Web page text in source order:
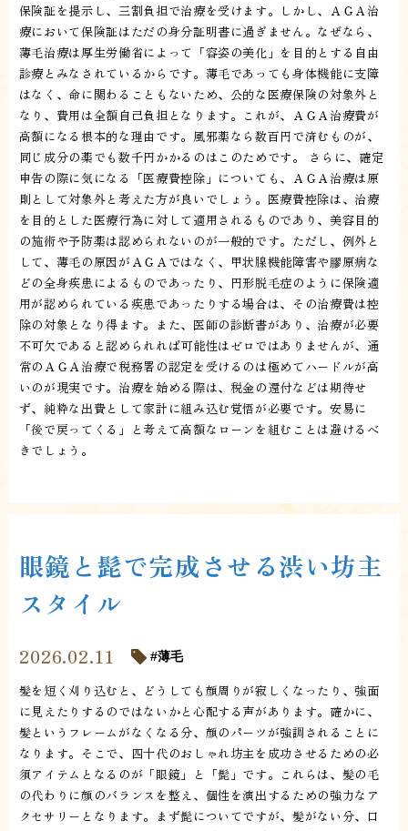
保険証を提示し、三割負担で治療を受けます。しかし、ＡＧＡ治
療において保険証はただの身分証明書に過ぎません。なぜなら、
薄毛治療は厚生労働省によって「容姿の美化」を目的とする自由
診療とみなされているからです。薄毛であっても身体機能に支障
はなく、命に関わることもないため、公的な医療保険の対象外と
なり、費用は全額自己負担となります。これが、ＡＧＡ治療費が
高額になる根本的な理由です。風邪薬なら数百円で済むものが、
同じ成分の薬でも数千円かかるのはこのためです。 さらに、確定
申告の際に気になる「医療費控除」についても、ＡＧＡ治療は原
則として対象外と考えた方が良いでしょう。医療費控除は、治療
を目的とした医療行為に対して適用されるものであり、美容目的
の施術や予防薬は認められないのが一般的です。ただし、例外と
して、薄毛の原因がＡＧＡではなく、甲状腺機能障害や膠原病な
どの全身疾患によるものであったり、円形脱毛症のように保険適
用が認められている疾患であったりする場合は、その治療費は控
除の対象となり得ます。また、医師の診断書があり、治療が必要
不可欠であると認められれば可能性はゼロではありませんが、通
常のＡＧＡ治療で税務署の認定を受けるのは極めてハードルが高
いのが現実です。治療を始める際は、税金の還付などは期待せ
ず、純粋な出費として家計に組み込む覚悟が必要です。安易に
「後で戻ってくる」と考えて高額なローンを組むことは避けるべ
きでしょう。
眼鏡と髭で完成させる渋い坊主
スタイル
2026.02.11 薄毛
髪を短く刈り込むと、どうしても顔周りが寂しくなったり、強面
に見えたりするのではないかと心配する声があります。確かに、
髪というフレームがなくなる分、顔のパーツが強調されることに
なります。そこで、四十代のおしゃれ坊主を成功させるための必
須アイテムとなるのが「眼鏡」と「髭」です。これらは、髪の毛
の代わりに顔のバランスを整え、個性を演出するための強力なア
クセサリーとなります。まず髭についてですが、髪がない分、口